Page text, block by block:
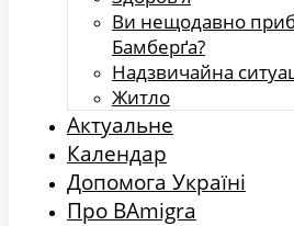
Ви нещодавно
Бамберґа?
Надзвичайна
Житло
Актуальне
Календар
Допомога Україні
Про BAmigra